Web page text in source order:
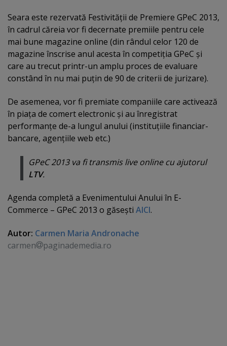
Seara este rezervată Festivităţii de Premiere GPeC 2013,
în cadrul căreia vor fi decernate premiile pentru cele
mai bune magazine online (din rândul celor 120 de
magazine înscrise anul acesta în competiţia GPeC şi
care au trecut printr-un amplu proces de evaluare
constând în nu mai puţin de 90 de criterii de jurizare).
De asemenea, vor fi premiate companiile care activează
în piaţa de comert electronic şi au înregistrat
performanţe de-a lungul anului (instituţiile financiar-
bancare, agenţiile web etc.)
GPeC 2013 va fi transmis live online cu ajutorul
LTV.
Agenda completă a Evenimentului Anului în E-
Commerce – GPeC 2013 o găseşti AICI.
Autor: Carmen Maria Andronache
carmen
paginademedia.ro